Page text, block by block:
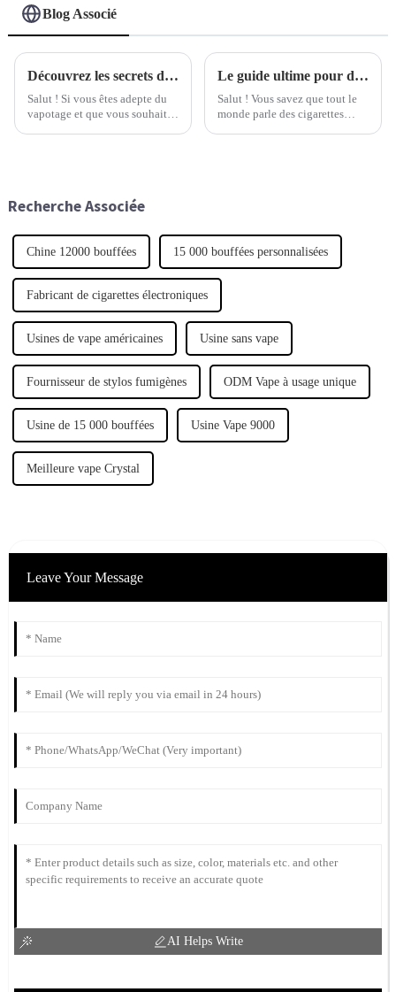
Blog Associé
Découvrez les secrets des meilleures cigarettes électroniques grâce à des spécifications techniques complètes et un guide d'utilisation étape par étape.
Salut ! Si vous êtes adepte du
vapotage et que vous souhaitez
Le guide ultime pour découvrir les meilleures cigarettes électroniques pour les acheteurs du monde entier
Salut ! Vous savez que tout le
monde parle des cigarettes
Recherche Associée
Chine 12000 bouffées 15 000 bouffées personnalisées
Fabricant de cigarettes électroniques
Usines de vape américaines Usine sans vape
Fournisseur de stylos fumigènes ODM Vape à usage unique
Usine de 15 000 bouffées Usine Vape 9000
Meilleure vape Crystal
Leave Your Message
AI Helps Write